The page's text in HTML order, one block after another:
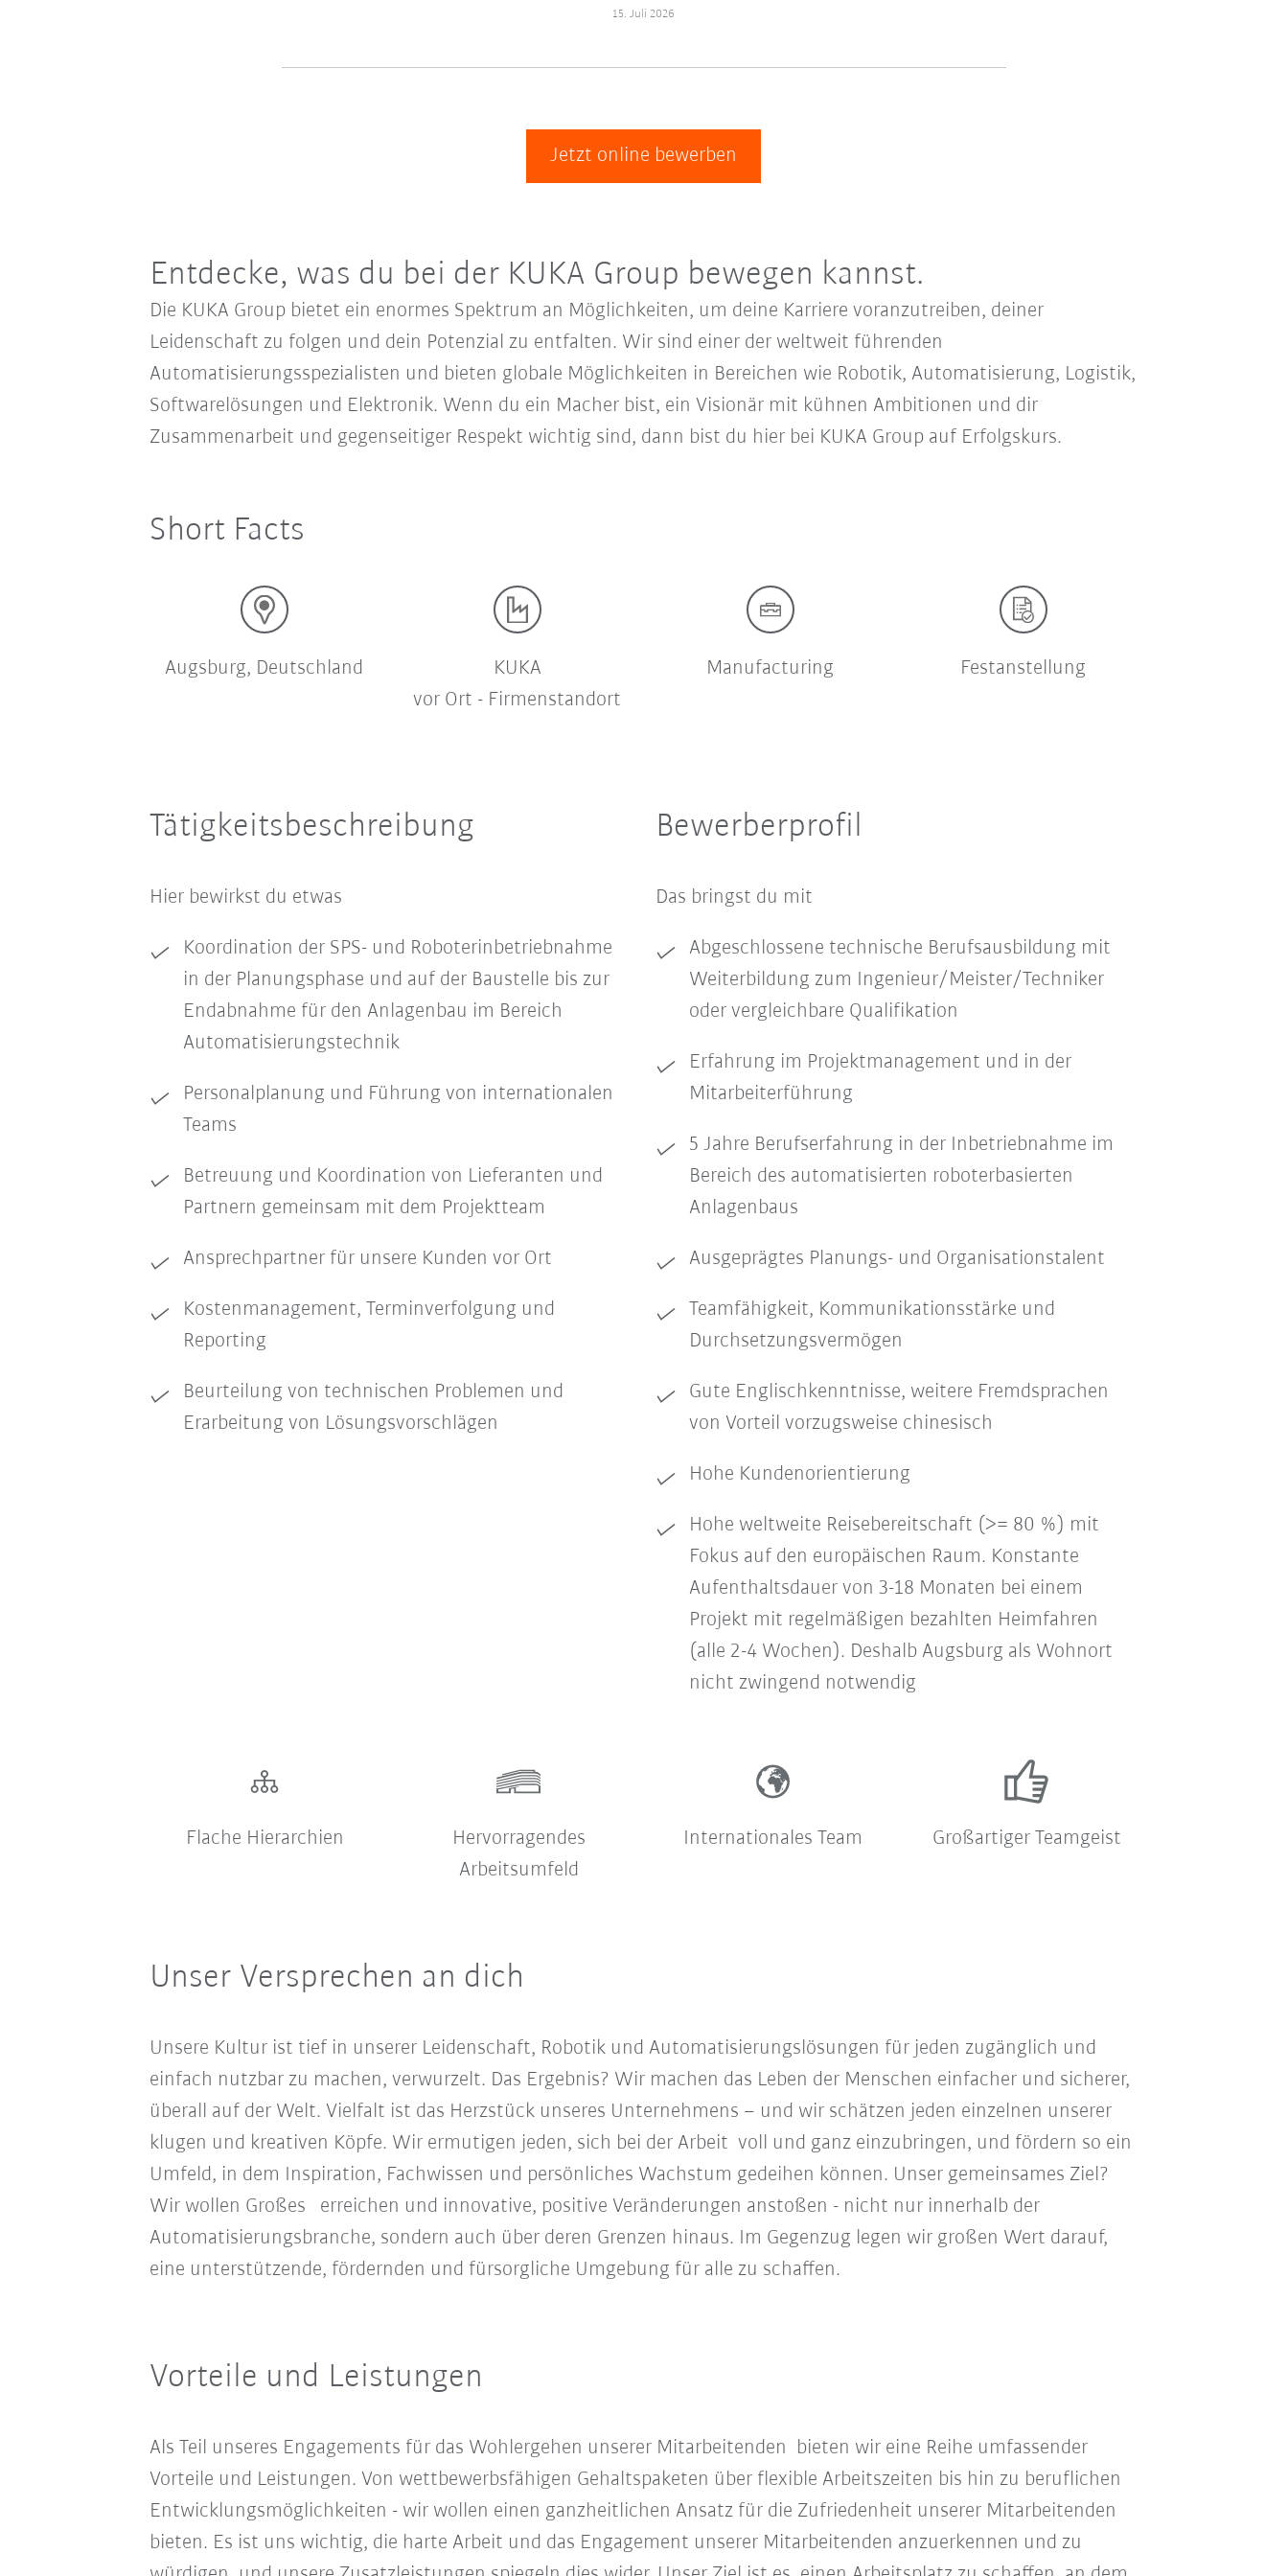
15. Juli 2026
Jetzt online bewerben
Entdecke, was du bei der KUKA Group bewegen kannst.
Die KUKA Group bietet ein enormes Spektrum an Möglichkeiten, um deine Karriere voranzutreiben, deiner
Leidenschaft zu folgen und dein Potenzial zu entfalten. Wir sind einer der weltweit führenden
Automatisierungsspezialisten und bieten globale Möglichkeiten in Bereichen wie Robotik, Automatisierung, Logistik,
Softwarelösungen und Elektronik. Wenn du ein Macher bist, ein Visionär mit kühnen Ambitionen und dir
Zusammenarbeit und gegenseitiger Respekt wichtig sind, dann bist du hier bei KUKA Group auf Erfolgskurs.
Short Facts
Augsburg, Deutschland
KUKA
vor Ort - Firmenstandort
Manufacturing Festanstellung
Tätigkeitsbeschreibung
Hier bewirkst du etwas
Koordination der SPS- und Roboterinbetriebnahme
in der Planungsphase und auf der Baustelle bis zur
Endabnahme für den Anlagenbau im Bereich
Automatisierungstechnik
Personalplanung und Führung von internationalen
Teams
Betreuung und Koordination von Lieferanten und
Partnern gemeinsam mit dem Projektteam
Ansprechpartner für unsere Kunden vor Ort
Kostenmanagement, Terminverfolgung und
Reporting
Beurteilung von technischen Problemen und
Erarbeitung von Lösungsvorschlägen
Bewerberprofil
Das bringst du mit
Abgeschlossene technische Berufsausbildung mit
Weiterbildung zum Ingenieur/Meister/Techniker
oder vergleichbare Qualifikation
Erfahrung im Projektmanagement und in der
Mitarbeiterführung
5 Jahre Berufserfahrung in der Inbetriebnahme im
Bereich des automatisierten roboterbasierten
Anlagenbaus
Ausgeprägtes Planungs- und Organisationstalent
Teamfähigkeit, Kommunikationsstärke und
Durchsetzungsvermögen
Gute Englischkenntnisse, weitere Fremdsprachen
von Vorteil vorzugsweise chinesisch
Hohe Kundenorientierung
Hohe weltweite Reisebereitschaft (>= 80 %) mit
Fokus auf den europäischen Raum. Konstante
Aufenthaltsdauer von 3-18 Monaten bei einem
Projekt mit regelmäßigen bezahlten Heimfahren
(alle 2-4 Wochen). Deshalb Augsburg als Wohnort
nicht zwingend notwendig
Flache Hierarchien
Hervorragendes
Arbeitsumfeld
Internationales Team Großartiger Teamgeist
Unser Versprechen an dich
Unsere Kultur ist tief in unserer Leidenschaft, Robotik und Automatisierungslösungen für jeden zugänglich und
einfach nutzbar zu machen, verwurzelt. Das Ergebnis? Wir machen das Leben der Menschen einfacher und sicherer,
überall auf der Welt. Vielfalt ist das Herzstück unseres Unternehmens – und wir schätzen jeden einzelnen unserer
klugen und kreativen Köpfe. Wir ermutigen jeden, sich bei der Arbeit voll und ganz einzubringen, und fördern so ein
Umfeld, in dem Inspiration, Fachwissen und persönliches Wachstum gedeihen können. Unser gemeinsames Ziel?
Wir wollen Großes erreichen und innovative, positive Veränderungen anstoßen - nicht nur innerhalb der
Automatisierungsbranche, sondern auch über deren Grenzen hinaus. Im Gegenzug legen wir großen Wert darauf,
eine unterstützende, fördernden und fürsorgliche Umgebung für alle zu schaffen.
Vorteile und Leistungen
Als Teil unseres Engagements für das Wohlergehen unserer Mitarbeitenden bieten wir eine Reihe umfassender
Vorteile und Leistungen. Von wettbewerbsfähigen Gehaltspaketen über flexible Arbeitszeiten bis hin zu beruflichen
Entwicklungsmöglichkeiten - wir wollen einen ganzheitlichen Ansatz für die Zufriedenheit unserer Mitarbeitenden
bieten. Es ist uns wichtig, die harte Arbeit und das Engagement unserer Mitarbeitenden anzuerkennen und zu